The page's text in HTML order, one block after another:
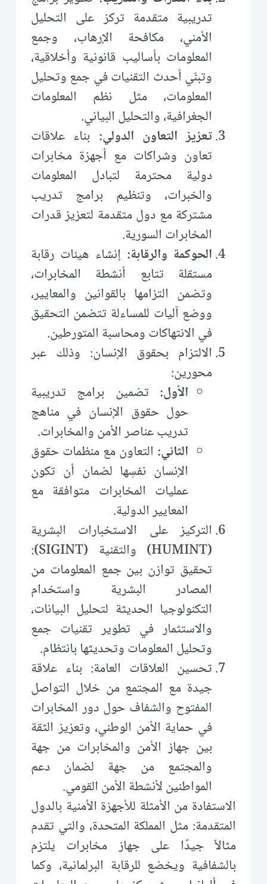
تدريبية متقدمة تركز على التحليل
الأمني، مكافحة الإرهاب، وجمع
المعلومات بأساليب قانونية وأخلاقية،
وتبنّي أحدث التقنيات في جمع وتحليل
المعلومات، مثل نظم المعلومات
الجغرافية، والتحليل البياني.
تعزيز التعاون الدولي: بناء علاقات
تعاون وشراكات مع أجهزة مخابرات
دولية محترمة لتبادل المعلومات
والخبرات، وتنظيم برامج تدريب
مشتركة مع دول متقدمة لتعزيز قدرات
المخابرات السورية.
الحوكمة والرقابة: إنشاء هيئات رقابة
مستقلة تتابع أنشطة المخابرات،
وتضمن التزامها بالقوانين والمعايير،
ووضع آليات للمساءلة تتضمن التحقيق
في الانتهاكات ومحاسبة المتورطين.
الالتزام بحقوق الإنسان: وذلك عبر
محورين:
الأول: تضمين برامج تدريبية
حول حقوق الإنسان في مناهج
تدريب عناصر الأمن والمخابرات.
الثاني: التعاون مع منظمات حقوق
الإنسان نفسِها لضمان أن تكون
عمليات المخابرات متوافقة مع
المعايير الدولية.
التركيز على الاستخبارات البشرية
(HUMINT) والتقنية (SIGINT):
تحقيق توازن بين جمع المعلومات من
المصادر البشرية واستخدام
التكنولوجيا الحديثة لتحليل البيانات،
والاستثمار في تطوير تقنيات جمع
وتحليل المعلومات وتحديثها بانتظام.
تحسين العلاقات العامة: بناء علاقة
جيدة مع المجتمع من خلال التواصل
المفتوح والشفاف حول دور المخابرات
في حماية الأمن الوطني، وتعزيز الثقة
بين جهاز الأمن والمخابرات من جهة
والمجتمع من جهة لضمان دعم
المواطنين لأنشطة الأمن القومي.
الاستفادة من الأمثلة للأجهزة الأمنية بالدول
المتقدمة: مثل المملكة المتحدة، والتي تقدم
مثالاً جيدًا على جهاز مخابرات يلتزم
بالشفافية ويخضع للرقابة البرلمانية، وكما